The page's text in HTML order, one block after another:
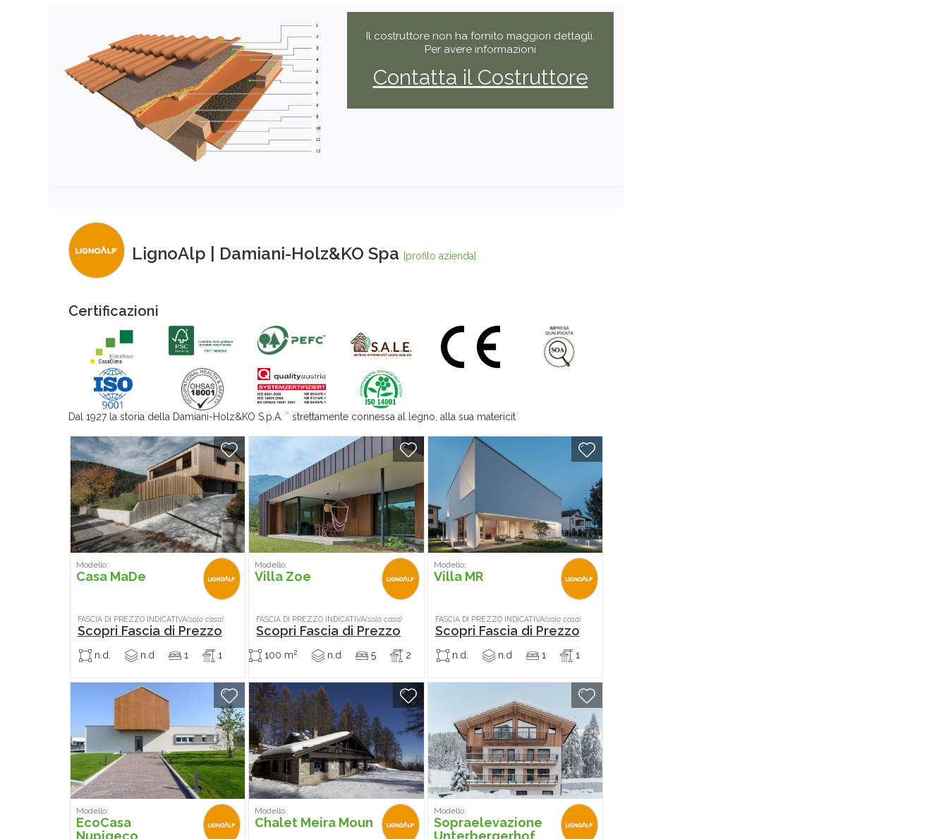
Il costruttore non ha fornito maggiori dettagli.
Per avere informazioni
Contatta il Costruttore
LignoAlp | Damiani-Holz&KO Spa [profilo azienda]
Certificazioni
Dal 1927 la storia della Damiani-Holz&KO S.p.A. ¨ strettamente connessa al legno, alla sua matericit
Modello:
Casa MaDe
FASCIA DI PREZZO INDICATIVA(solo casa)
Scopri Fascia di Prezzo
n.d. n.d 1 1
Modello:
Villa Zoe
FASCIA DI PREZZO INDICATIVA(solo casa)
Scopri Fascia di Prezzo
100 m2 n.d 5 2
Modello:
Villa MR
FASCIA DI PREZZO INDICATIVA(solo casa)
Scopri Fascia di Prezzo
n.d. n.d 1 1
Modello:
EcoCasa
Nupigeco
Modello:
Chalet Meira Moun
Modello:
Sopraelevazione
Unterbergerhof